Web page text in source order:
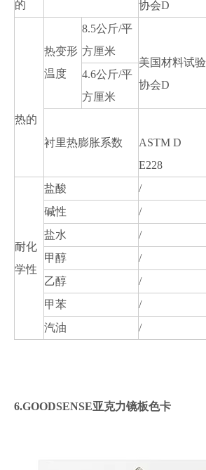
的
协会D
热的
热变形
温度
8.5公斤/平
方厘米
美国材料试验
协会D
4.6公斤/平
方厘米
衬里热膨胀系数
ASTM D
E228
耐化
学性
盐酸 /
碱性
/
盐水
/
甲醇
/
乙醇
/
甲苯
/
汽油
/
6.GOODSENSE亚克力镜板色卡